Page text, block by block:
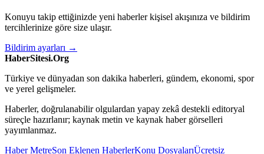
Konuyu takip ettiğinizde yeni haberler kişisel akışınıza ve bildirim
tercihlerinize göre size ulaşır.
Bildirim ayarları →
HaberSitesi.Org
Türkiye ve dünyadan son dakika haberleri, gündem, ekonomi, spor
ve yerel gelişmeler.
Haberler, doğrulanabilir olgulardan yapay zekâ destekli editoryal
süreçle hazırlanır; kaynak metin ve kaynak haber görselleri
yayımlanmaz.
Haber MetreSon Eklenen HaberlerKonu DosyalarıÜcretsiz